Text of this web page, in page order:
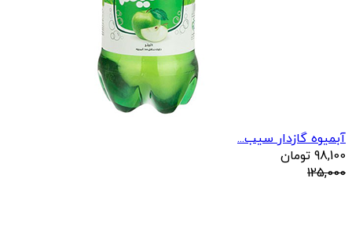
آبمیوه گازدار سیب...
98,100 تومان
125,000